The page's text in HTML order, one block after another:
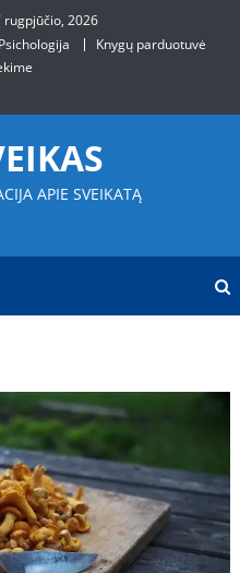
rugpjūčio, 2026
Psichologija
Knygų parduotuvė
APIE SVEIKATĄ